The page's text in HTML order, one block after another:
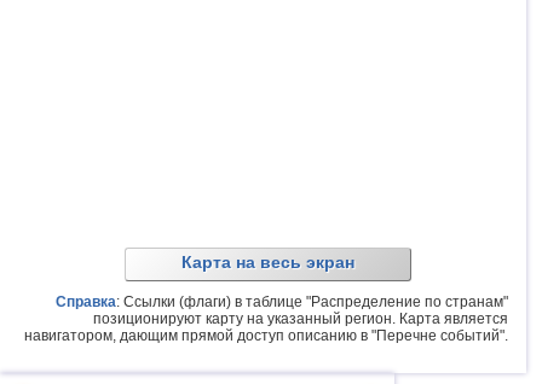
Карта на весь экран
Справка: Ссылки (флаги) в таблице "Распределение по странам"
позиционируют карту на указанный регион. Карта является
навигатором, дающим прямой доступ описанию в "Перечне событий".